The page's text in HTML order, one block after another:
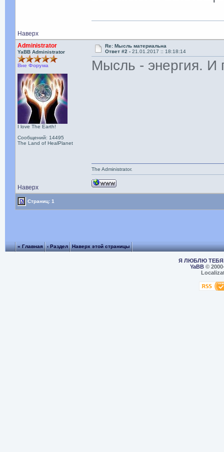
Наверх
Administrator
YaBB Administrator
Вне Форума
I love The Earth!
Сообщений: 14495
The Land of HealPlanet
Re: Мысль материальна
Ответ #2 -21.01.2017 :: 18:18:14
Мысль - энергия. И
Наверх
The Administrator.
Страниц: 1
« Главная ‹ Раздел Наверх этой страницы
Я ЛЮБЛЮ
YaBB©